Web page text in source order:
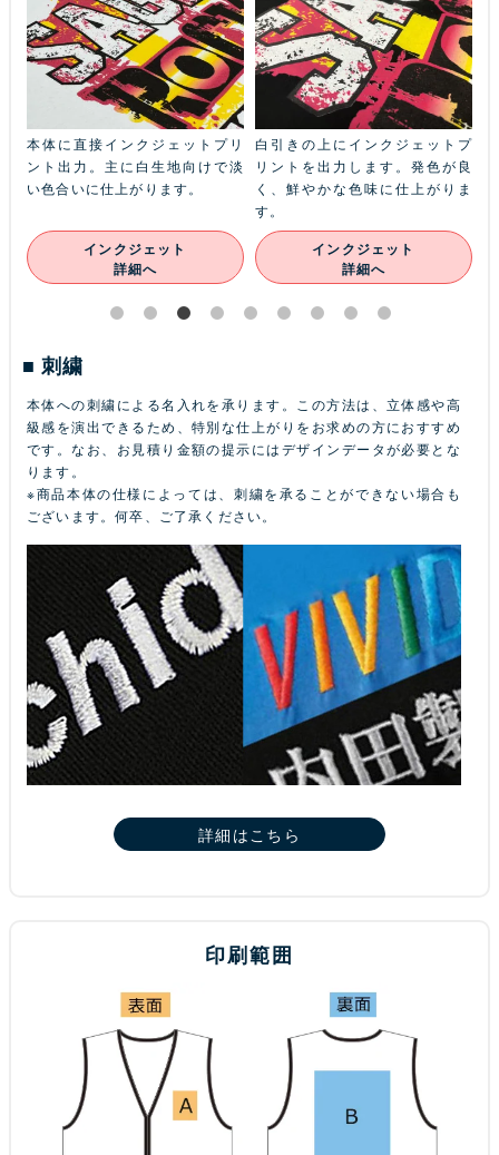
本体に直接インクジェットプリ
ント出力。主に白生地向けで淡
い色合いに仕上がります。
インクジェット
詳細へ
白引きの上にインクジェットプ
リントを出力します。発色が良
く、鮮やかな色味に仕上がりま
す。
インクジェット
詳細へ
刺繍
本体への刺繍による名入れを承ります。この方法は、立体感や高
級感を演出できるため、特別な仕上がりをお求めの方におすすめ
です。なお、お見積り金額の提示にはデザインデータが必要とな
ります。
※商品本体の仕様によっては、刺繍を承ることができない場合も
ございます。何卒、ご了承ください。
詳細はこちら
印刷範囲